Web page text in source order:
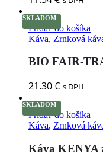
SKLADOM
Pridať do košíka
Káva, Zrnková
BIO FAIR-
21.30€ s DPH
SKLADOM
Pridať do košíka
Káva, Zrnková
Káva KENYA